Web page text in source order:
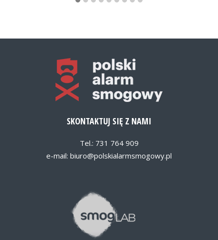
SKONTAKTUJ SIĘ Z NAMI
Tel.: 731 764 909
e-mail: biuro@polskialarmsmogowy.pl